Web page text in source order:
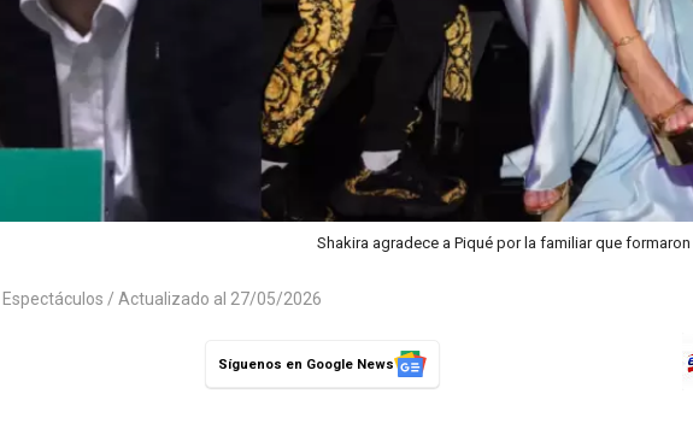
Shakira agradece a Piqué por la familiar que formaron
Espectáculos / Actualizado al 27/05/2026
Síguenos en Google News